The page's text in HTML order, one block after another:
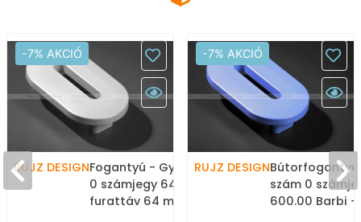
-7% AKCIÓ
RUJZ DESIGNFogantyú - Gyerek szám
0 számjegy 64 600.00 -
furattáv 64 mm - Fehér
-7% AKCIÓ
RUJZ DESIGNBútorfogantyú
szám 0
600.00 Barbi